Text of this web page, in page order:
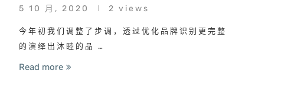
5 10 月, 2020 2 views
今年初我们调整了步调，透过优化品牌识别更完整
的演绎出沐睦的品 …
Read more